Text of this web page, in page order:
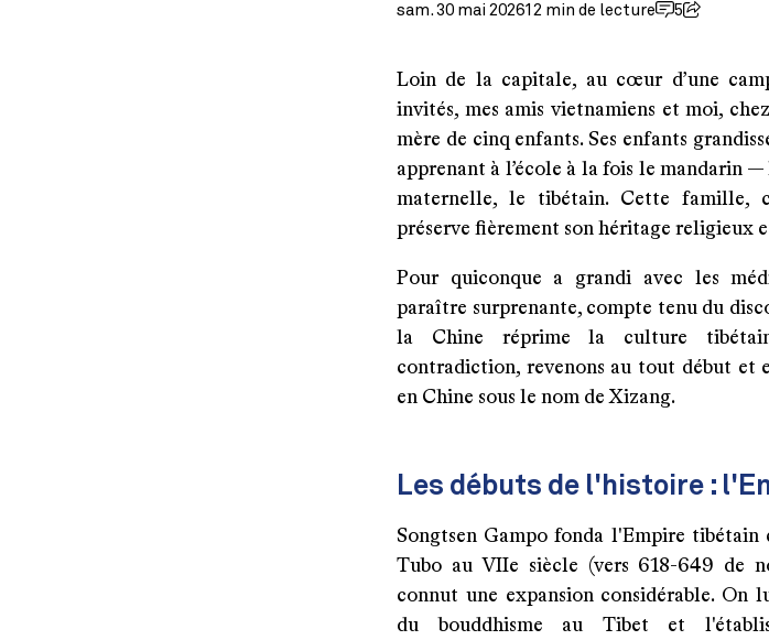
sam. 30 mai 202612 min de lecture 5
Loin de la capitale, au cœur d’une
invités, mes amis vietnamiens et moi,
mère de cinq enfants. Ses enfants
apprenant à l’école à la fois le mandarin
maternelle, le tibétain. Cette famille,
préserve fièrement son héritage religieux
Pour quiconque a grandi avec les
paraître surprenante, compte tenu du
la Chine réprime la culture
contradiction, revenons au tout début et
en Chine sous le nom de Xizang.
Les débuts de l'histoire :
Songtsen Gampo fonda l'Empire
Tubo au VIIe siècle (vers 618-649 de
connut une expansion considérable.
du bouddhisme au Tibet et